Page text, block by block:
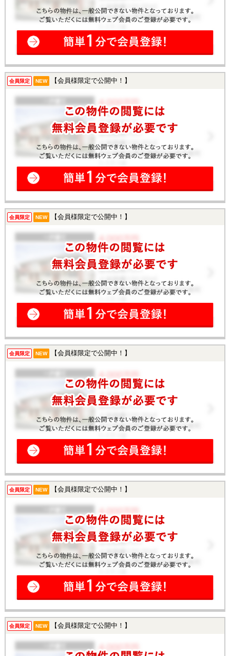
会員限定 NEW 【会員様限定で公開中！】
会員限定 NEW 【会員様限定で公開中！】
会員限定 NEW 【会員様限定で公開中！】
会員限定 NEW 【会員様限定で公開中！】
会員限定 NEW 【会員様限定で公開中！】